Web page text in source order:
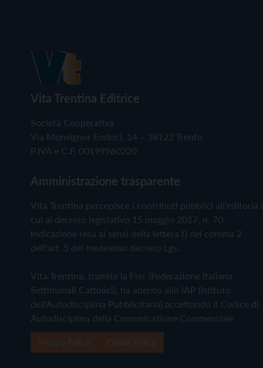
Vita Trentina Editrice
Società Cooperativa
Via Monsignor Endrici, 14 – 38122 Trento
P.IVA e C.F. 00199960220
Amministrazione trasparente
Vita Trentina percepisce i contributi pubblici all'editoria
cui al decreto legislativo 15 maggio 2017, n. 70.
Indicazione resa ai sensi della lettera f) del comma 2
dell'art. 5 del medesimo decreto Lgs.
Vita Trentina, tramite la Fisc (Federazione Italiana
Settimanali Cattolici), ha aderito allo IAP (Istituto
dell'Autodisciplina Pubblicitaria) accettando il Codice di
Autodisciplina della Comunicazione Commerciale